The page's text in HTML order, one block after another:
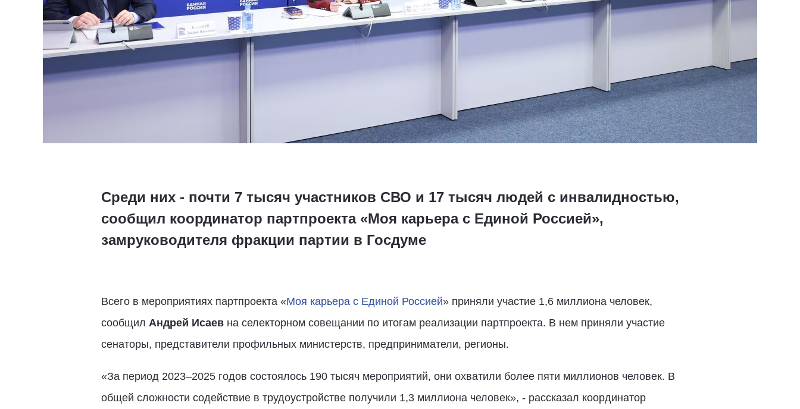
Среди них - почти 7 тысяч участников СВО и 17 тысяч людей с инвалидностью,
сообщил координатор партпроекта «Моя карьера с Единой Россией»,
замруководителя фракции партии в Госдуме
Всего в мероприятиях партпроекта «Моя карьера с Единой Россией» приняли участие 1,6 миллиона человек,
сообщил Андрей Исаев на селекторном совещании по итогам реализации партпроекта. В нем приняли участие
сенаторы, представители профильных министерств, предприниматели, регионы.
«За период 2023–2025 годов состоялось 190 тысяч мероприятий, они охватили более пяти миллионов человек. В
общей сложности содействие в трудоустройстве получили 1,3 миллиона человек», - рассказал координатор